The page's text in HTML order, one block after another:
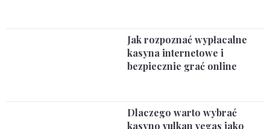
Jak rozpoznać wypłacalne
kasyna internetowe i
bezpiecznie grać online
Dlaczego warto wybrać
kasyno vulkan vegas jako